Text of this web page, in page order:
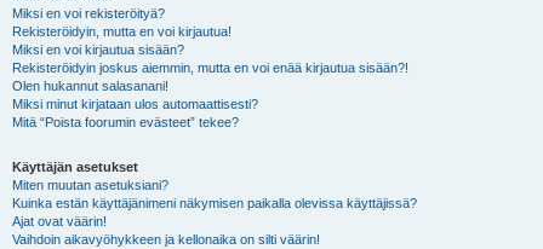
Miksi en voi rekisteröityä?
Rekisteröidyin, mutta en voi kirjautua!
Miksi en voi kirjautua sisään?
Rekisteröidyin joskus aiemmin, mutta en voi enää kirjautua sisään?!
Olen hukannut salasanani!
Miksi minut kirjataan ulos automaattisesti?
Mitä “Poista foorumin evästeet” tekee?
Käyttäjän asetukset
Miten muutan asetuksiani?
Kuinka estän käyttäjänimeni näkymisen paikalla olevissa käyttäjissä?
Ajat ovat väärin!
Vaihdoin aikavyöhykkeen ja kellonaika on silti väärin!